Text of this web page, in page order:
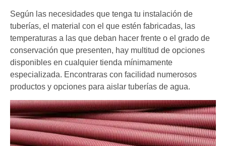
Según las necesidades que tenga tu instalación de
tuberías, el material con el que estén fabricadas, las
temperaturas a las que deban hacer frente o el grado de
conservación que presenten, hay multitud de opciones
disponibles en cualquier tienda mínimamente
especializada. Encontraras con facilidad numerosos
productos y opciones para aislar tuberías de agua.